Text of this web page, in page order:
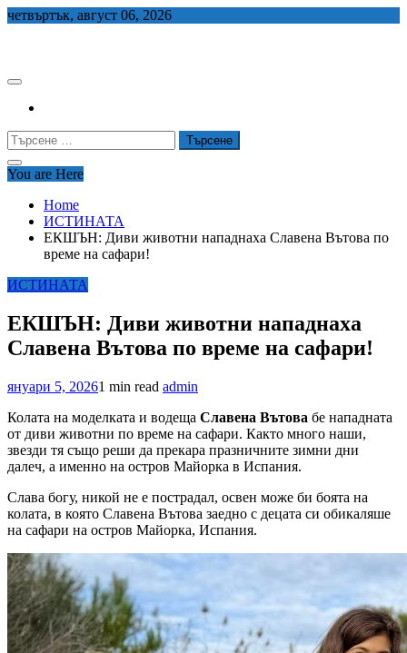
Skip
четвъртък, август 06, 2026
Търсене
за:
You are Here
Home
ИСТИНАТА
ЕКШЪН: Диви животни нападнаха Славена Вътова по
време на сафари!
ИСТИНАТА
ЕКШЪН: Диви животни нападнаха
Славена Вътова по време на сафари!
януари 5, 20261 min read admin
Колата на моделката и водеща Славена Вътова бе нападната
от диви животни по време на сафари. Както много наши,
звезди тя също реши да прекара празничните зимни дни
далеч, a именно на остров Майорка в Испания.
Слава богу, никой не e пострадал, освен може би боята на
колата, в която Славена Вътова заедно с децата си обикаляше
на сафари на остров Майорка, Испания.